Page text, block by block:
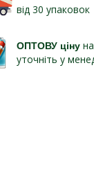
від 30 упаковок
ОПТОВУ ціну
уточніть у